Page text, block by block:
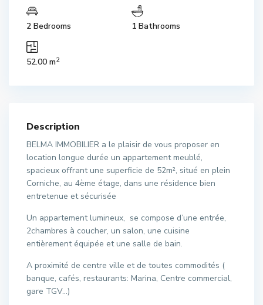
2 Bedrooms 1 Bathrooms
52.00 m2
Description
BELMA IMMOBILIER a le plaisir de vous proposer en
location longue durée un appartement meublé,
spacieux offrant une superficie de 52m², situé en plein
Corniche, au 4ème étage, dans une résidence bien
entretenue et sécurisée
Un appartement lumineux, se compose d’une entrée,
2chambres à coucher, un salon, une cuisine
entièrement équipée et une salle de bain.
A proximité de centre ville et de toutes commodités (
banque, cafés, restaurants: Marina, Centre commercial,
gare TGV…)